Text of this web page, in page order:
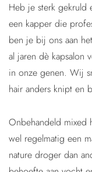
Heb je sterk
een kapper die
ben je bij ons aan
al jaren dè kapsalon
in onze genen. Wij
hair anders knipt en
Onbehandeld mixed
wel regelmatig een
nature droger dan